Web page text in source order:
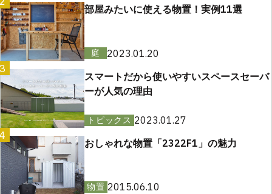
部屋みたいに使える物置！実例11選
庭
2023.01.20
スマートだから使いやすいスペースセーバ
ーが人気の理由
トピックス 2023.01.27
おしゃれな物置「2322F1」の魅力
物置 2015.06.10